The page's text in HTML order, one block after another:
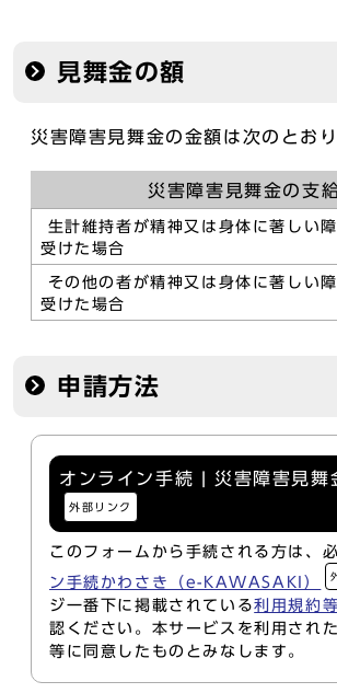
見舞金の額
災害障害見舞金の金額は次のとおり
災害障害見舞金の支
生計維持者が精神又は身体に著しい
受けた場合
その他の者が精神又は身体に著しい
受けた場合
申請方法
オンライン手続 | 災害障害見舞
外部リンク
このフォームから手続される方は、必
ン手続かわさき（e-KAWASAKI）
ジ一番下に掲載されている利用規約等
認ください。本サービスを利用され
等に同意したものとみなします。